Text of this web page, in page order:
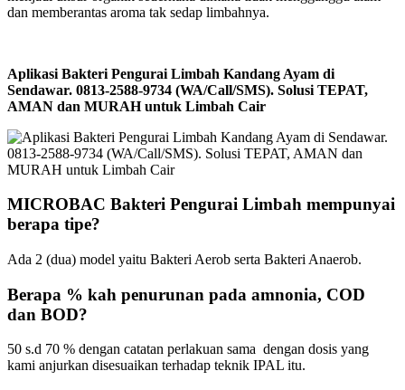
dan memberantas aroma tak sedap limbahnya.
Aplikasi Bakteri Pengurai Limbah Kandang Ayam di
Sendawar. 0813-2588-9734 (WA/Call/SMS). Solusi TEPAT,
AMAN dan MURAH untuk Limbah Cair
MICROBAC Bakteri Pengurai Limbah mempunyai
berapa tipe?
Ada 2 (dua) model yaitu Bakteri Aerob serta Bakteri Anaerob.
Berapa % kah penurunan pada amnonia, COD
dan BOD?
50 s.d 70 % dengan catatan perlakuan sama dengan dosis yang
kami anjurkan disesuaikan terhadap teknik IPAL itu.